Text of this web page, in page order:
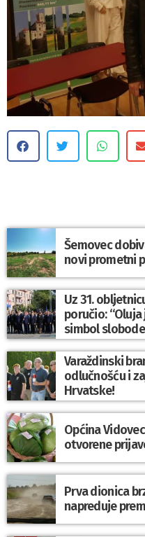
Šemovec
novi prometni
Uz 31.
poručio:
simbol
Varaždinski
odlučnošću i
Hrvatske!
Općina
otvorene
Prva dionica
napreduje